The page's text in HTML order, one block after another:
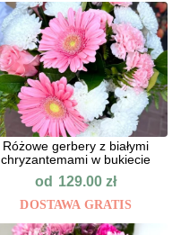
Różowe gerbery z białymi
chryzantemami w bukiecie
od 129.00zł
DOSTAWA GRATIS